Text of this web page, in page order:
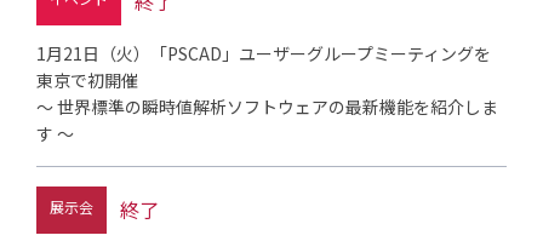
1月21日（火）「PSCAD」ユーザーグループミーティングを
東京で初開催
～ 世界標準の瞬時値解析ソフトウェアの最新機能を紹介しま
す ～
展示会 終了